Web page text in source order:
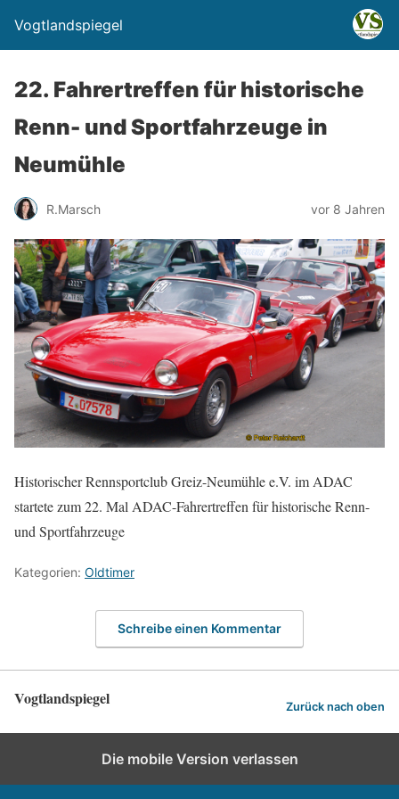
Vogtlandspiegel
22. Fahrertreffen für historische
Renn- und Sportfahrzeuge in
Neumühle
R.Marsch vor 8 Jahren
Historischer Rennsportclub Greiz-Neumühle e.V. im ADAC
startete zum 22. Mal ADAC-Fahrertreffen für historische Renn-
und Sportfahrzeuge
Kategorien: Oldtimer
Schreibe einen Kommentar
Vogtlandspiegel Zurück nach oben
Die mobile Version verlassen